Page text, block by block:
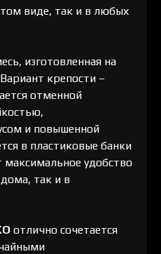
виде, так и в любых
изготовленная на
крепости –
отменной
и повышенной
в пластиковые банки
максимальное удобство
так и в
отлично сочетается